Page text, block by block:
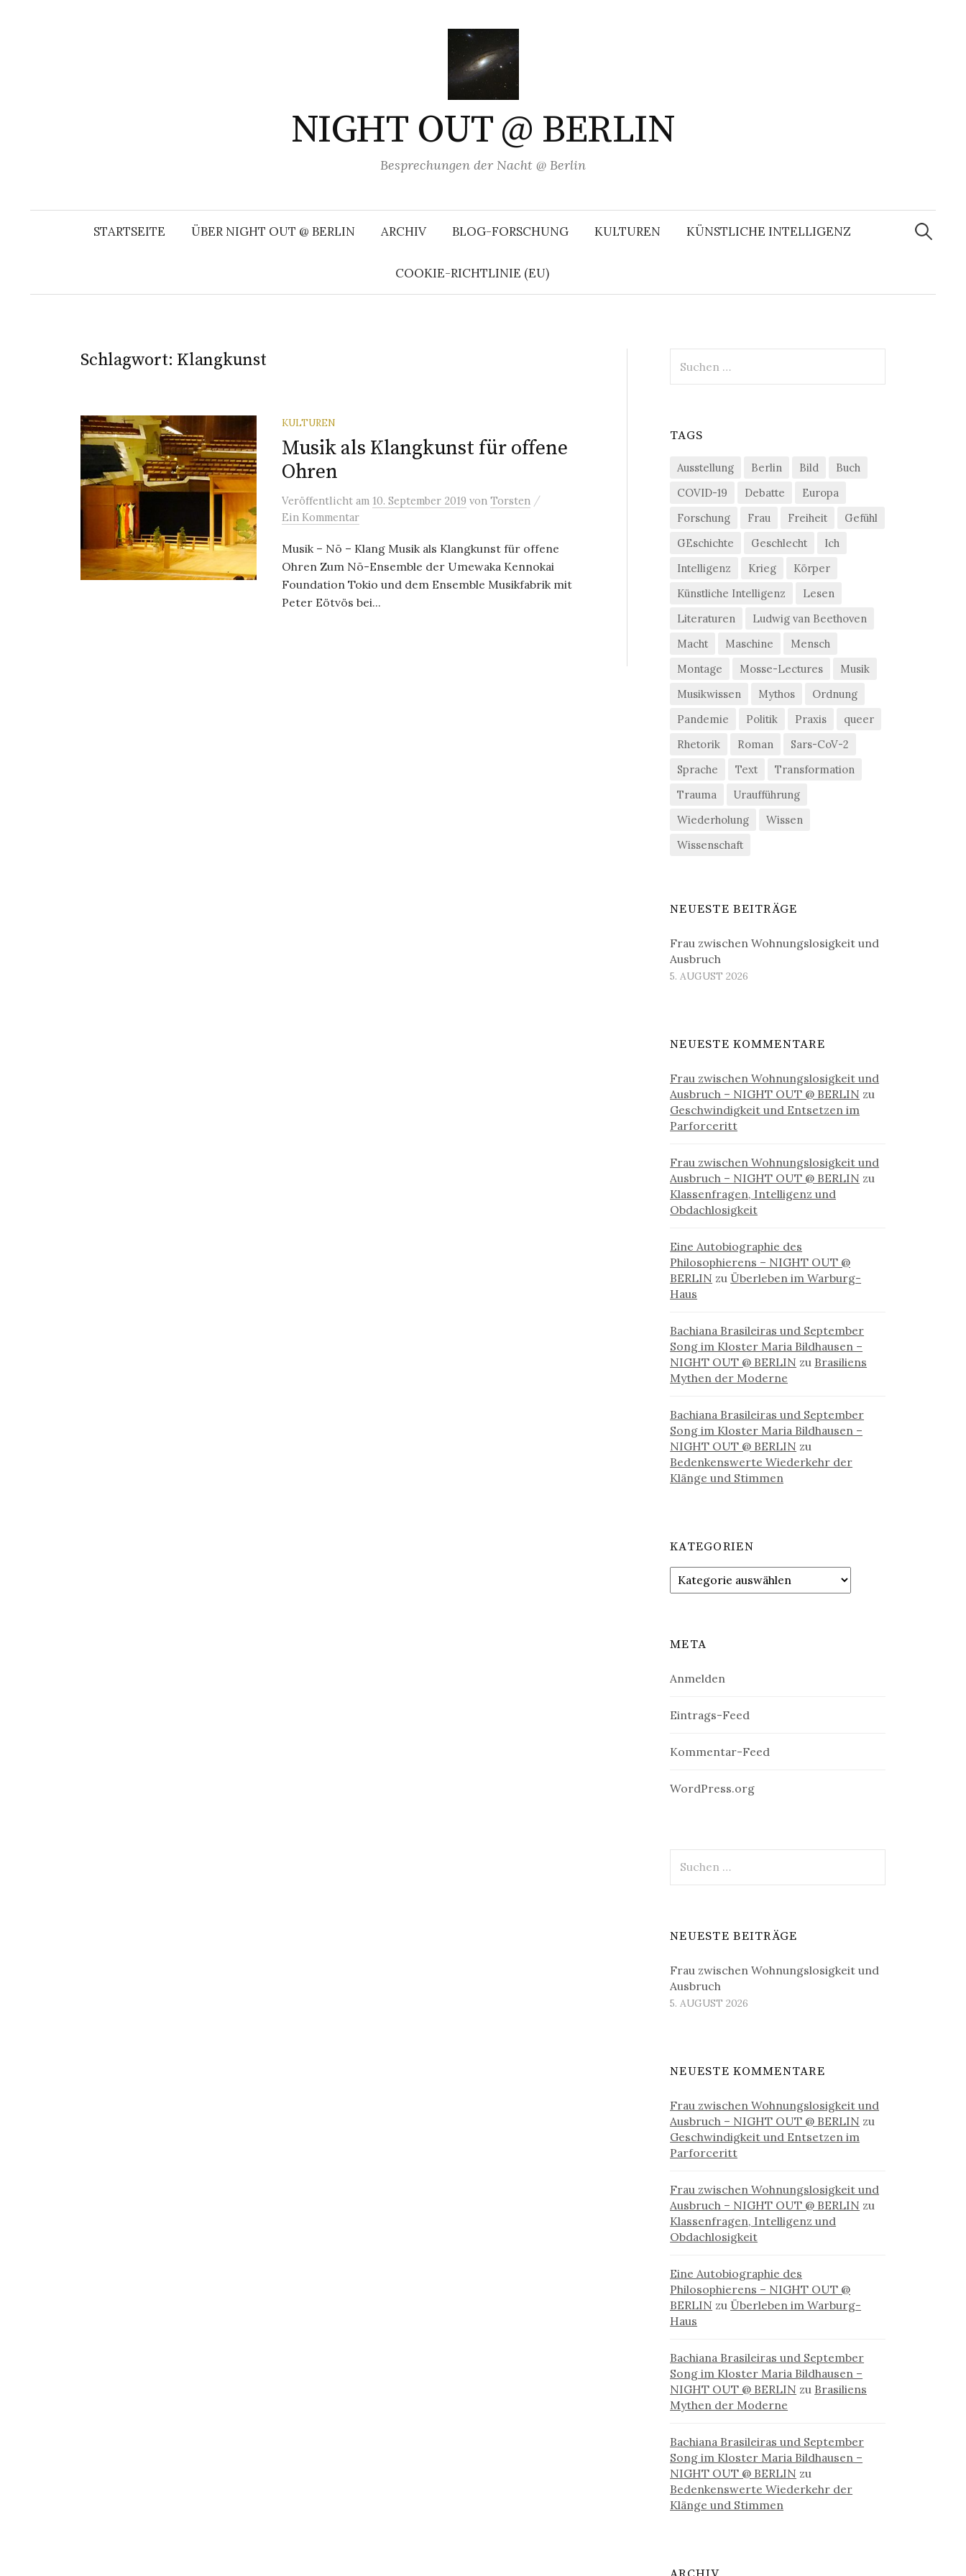
NIGHT OUT @ BERLIN
Besprechungen der Nacht @ Berlin
STARTSEITE ÜBER NIGHT OUT @ BERLIN ARCHIV BLOG-FORSCHUNG KULTUREN KÜNSTLICHE INTELLIGENZ
COOKIE-RICHTLINIE (EU)
Suchen
nach:
Schlagwort: Klangkunst
KULTUREN
Musik als Klangkunst für offene
Ohren
Veröffentlicht am 10. September 2019 von Torsten /
Ein Kommentar
Musik – Nō – Klang Musik als Klangkunst für offene
Ohren Zum Nō-Ensemble der Umewaka Kennokai
Foundation Tokio und dem Ensemble Musikfabrik mit
Peter Eötvös bei...
nach:
TAGS
Ausstellung Berlin Bild
Buch
COVID-19
Debatte
Europa
Forschung
Frau Freiheit
Gefühl
GEschichte
Geschlecht
Ich
Intelligenz
Krieg
Körper
Künstliche Intelligenz
Lesen
Literaturen
Ludwig van Beethoven
Macht
Maschine
Mensch
Montage
Mosse-Lectures
Musik
Musikwissen
Mythos
Ordnung
Pandemie
Politik Praxis
queer
Rhetorik
Roman
Sars-CoV-2
Sprache
Text
Transformation
Trauma
Uraufführung
Wiederholung
Wissen
Wissenschaft
NEUESTE BEITRÄGE
Frau zwischen Wohnungslosigkeit und
Ausbruch
5. AUGUST 2026
NEUESTE KOMMENTARE
Frau zwischen Wohnungslosigkeit und
Ausbruch – NIGHT OUT @ BERLIN zu
Geschwindigkeit und Entsetzen im
Parforceritt
Frau zwischen Wohnungslosigkeit und
Ausbruch – NIGHT OUT @ BERLIN zu
Klassenfragen, Intelligenz und
Obdachlosigkeit
Eine Autobiographie des
Philosophierens – NIGHT OUT @
BERLIN zu Überleben im Warburg-
Haus
Bachiana Brasileiras und September
Song im Kloster Maria Bildhausen –
NIGHT OUT @ BERLIN zu Brasiliens
Mythen der Moderne
Bachiana Brasileiras und September
Song im Kloster Maria Bildhausen –
NIGHT OUT @ BERLIN zu
Bedenkenswerte Wiederkehr der
Klänge und Stimmen
KATEGORIEN
Kategorien
META
Anmelden
Eintrags-Feed
Kommentar-Feed
WordPress.org
nach:
NEUESTE BEITRÄGE
Frau zwischen Wohnungslosigkeit und
Ausbruch
5. AUGUST 2026
NEUESTE KOMMENTARE
Frau zwischen Wohnungslosigkeit und
Ausbruch – NIGHT OUT @ BERLIN zu
Geschwindigkeit und Entsetzen im
Parforceritt
Frau zwischen Wohnungslosigkeit und
Ausbruch – NIGHT OUT @ BERLIN zu
Klassenfragen, Intelligenz und
Obdachlosigkeit
Eine Autobiographie des
Philosophierens – NIGHT OUT @
BERLIN zu Überleben im Warburg-
Haus
Bachiana Brasileiras und September
Song im Kloster Maria Bildhausen –
NIGHT OUT @ BERLIN zu Brasiliens
Mythen der Moderne
Bachiana Brasileiras und September
Song im Kloster Maria Bildhausen –
NIGHT OUT @ BERLIN zu
Bedenkenswerte Wiederkehr der
Klänge und Stimmen